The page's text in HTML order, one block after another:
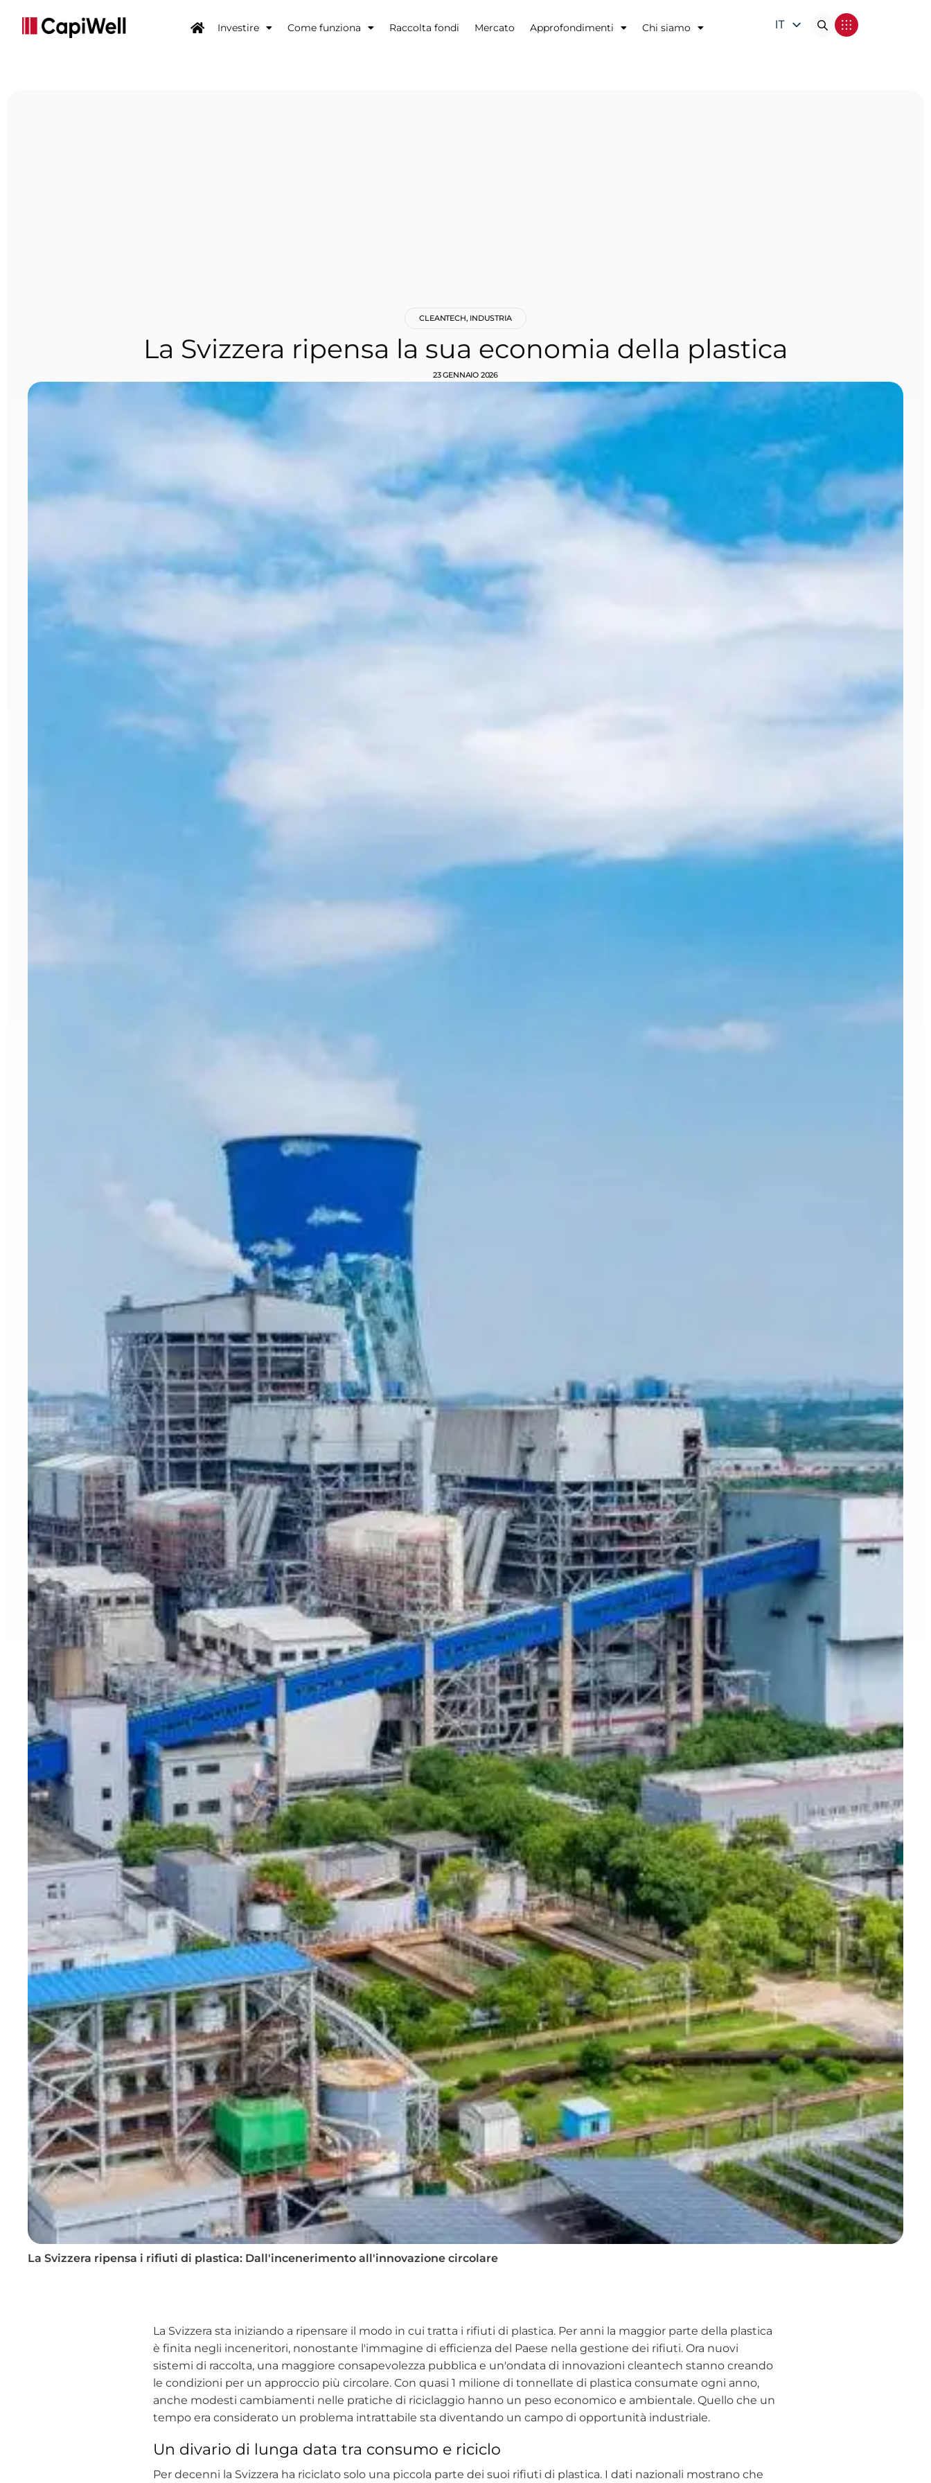
Investire Come funziona Raccolta fondi Mercato Approfondimenti Chi siamo
IT
CLEANTECH, INDUSTRIA
La Svizzera ripensa la sua economia della plastica
23 GENNAIO 2026
La Svizzera ripensa i rifiuti di plastica: Dall'incenerimento all'innovazione circolare
La Svizzera sta iniziando a ripensare il modo in cui tratta i rifiuti di plastica. Per anni la maggior parte della plastica
è finita negli inceneritori, nonostante l'immagine di efficienza del Paese nella gestione dei rifiuti. Ora nuovi
sistemi di raccolta, una maggiore consapevolezza pubblica e un'ondata di innovazioni cleantech stanno creando
le condizioni per un approccio più circolare. Con quasi 1 milione di tonnellate di plastica consumate ogni anno,
anche modesti cambiamenti nelle pratiche di riciclaggio hanno un peso economico e ambientale. Quello che un
tempo era considerato un problema intrattabile sta diventando un campo di opportunità industriale.
Un divario di lunga data tra consumo e riciclo
Per decenni la Svizzera ha riciclato solo una piccola parte dei suoi rifiuti di plastica. I dati nazionali mostrano che